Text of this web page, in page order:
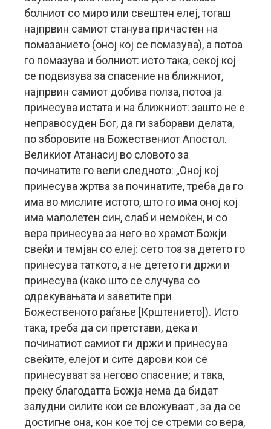
болниот со миро или свештен елеј, тогаш
најпрвин самиот станува причастен на
помазанието (оној кој се помазува), а потоа
го помазува и болниот: исто така, секој кој
се подвизува за спасение на ближниот,
најпрвин самиот добива полза, потоа ја
принесува истата и на ближниот: зашто не е
неправосуден Бог, да ги заборави делата,
по зборовите на Божествениот Апостол.
Великиот Атанасиј во словото за
починатите го вели следното: „Оној кој
принесува жртва за починатите, треба да го
има во мислите истото, што го има оној кој
има малолетен син, слаб и немоќен, и со
вера принесува за него во храмот Божји
свеќи и темјан со елеј: сето тоа за детето го
принесува таткото, а не детето ги држи и
принесува (како што се случува со
одрекувањата и заветите при
Божественото раѓање [Крштението]). Исто
така, треба да си претстави, дека и
починатиот самиот ги држи и принесува
свеќите, елејот и сите дарови кои се
принесуваат за негово спасение; и така,
преку благодатта Божја нема да бидат
залудни силите кои се вложуваат , за да се
достигне она, кон кое тој се стреми со вера,